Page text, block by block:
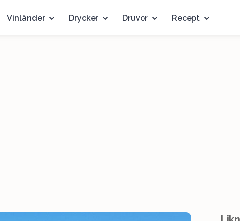
Vinländer Drycker Druvor Recept